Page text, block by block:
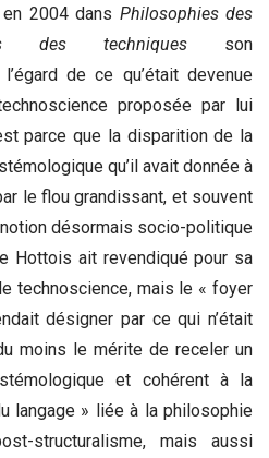
2004 dans Philosophies des
des techniques son
de ce qu’était devenue
proposée par lui
parce que la disparition de la
qu’il avait donnée à
le flou grandissant, et souvent
désormais socio-politique
Hottois ait revendiqué pour sa
technoscience, mais le « foyer
désigner par ce qui n’était
moins le mérite de receler un
et cohérent à la
langage » liée à la philosophie
structuralisme, mais aussi